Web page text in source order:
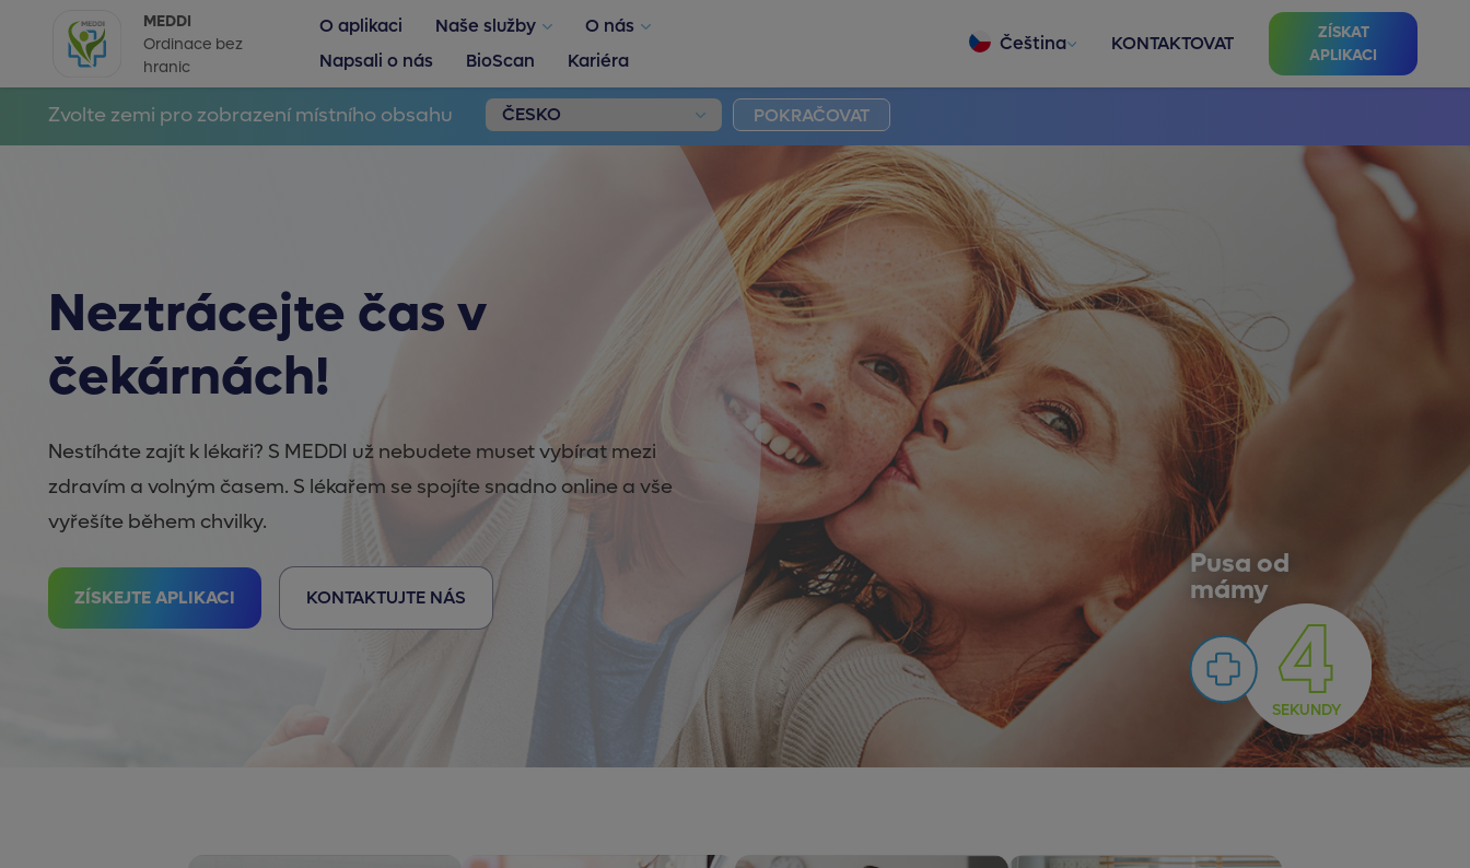
MEDDI
Ordinace bez
hranic
O aplikaci Naše služby
O nás
Napsali o nás
BioScan Kariéra
Čeština KONTAKTOVAT
ZÍSKAT
APLIKACI
Zvolte zemi pro zobrazení místního obsahu POKRAČOVAT
Neztrácejte čas v
čekárnách!
Nestíháte zajít k lékaři? S MEDDI už nebudete muset vybírat mezi
zdravím a volným časem. S lékařem se spojíte snadno online a vše
vyřešíte během chvilky.
ZÍSKEJTE APLIKACI KONTAKTUJTE NÁS
Pusa od
mámy
4
SEKUNDY